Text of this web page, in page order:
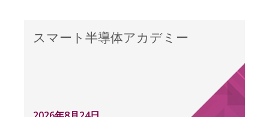
スマート半導体アカデミー